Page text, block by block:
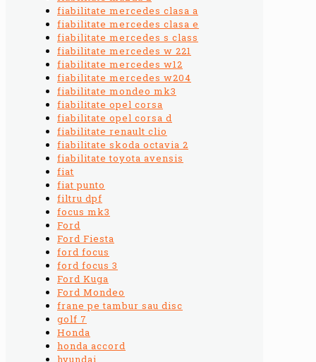
fiabilitate mercedes clasa a
fiabilitate mercedes clasa e
fiabilitate mercedes s class
fiabilitate mercedes w 221
fiabilitate mercedes w12
fiabilitate mercedes w204
fiabilitate mondeo mk3
fiabilitate opel corsa
fiabilitate opel corsa d
fiabilitate renault clio
fiabilitate skoda octavia 2
fiabilitate toyota avensis
fiat
fiat punto
filtru dpf
focus mk3
Ford
Ford Fiesta
ford focus
ford focus 3
Ford Kuga
Ford Mondeo
frane pe tambur sau disc
golf 7
Honda
honda accord
hyundai